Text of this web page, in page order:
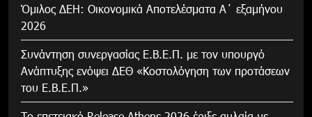
Όμιλος ΔΕΗ: Οικονομικά Αποτελέσματα Α΄ εξαμήνου
2026
Συνάντηση συνεργασίας Ε.Β.Ε.Π. με τον υπουργό
Ανάπτυξης ενόψει ΔΕΘ «Κοστολόγηση των προτάσεων
του Ε.Β.Ε.Π.»